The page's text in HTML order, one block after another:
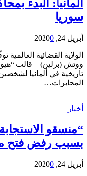
ألمانيا: البدء
سوريا
أبريل 24, 2020 0
الولاية القضائية
ووتش (برلين) – قالت
تاريخية في ألمانيا
المخابرات…
أخبار
“منسقو
بسبب رفض فتح
أبريل 24, 2020 0